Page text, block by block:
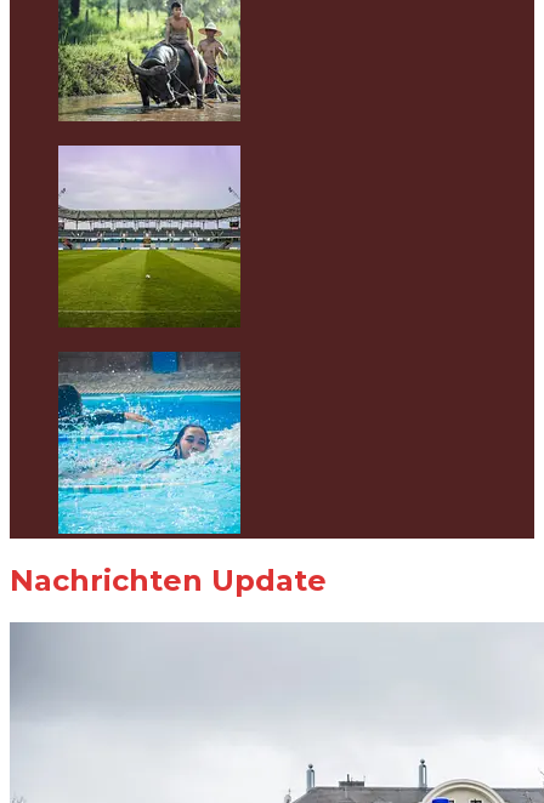
Nachrichten Update